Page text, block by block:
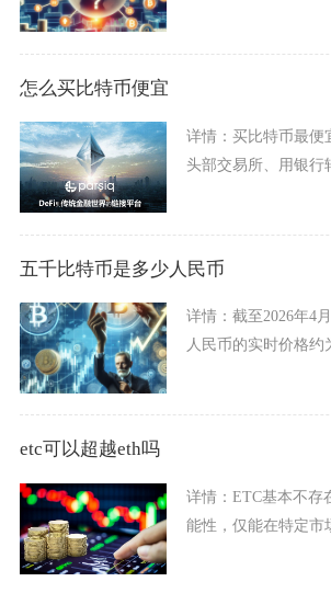
怎么买比特币便宜
详情： 买比特币最便
头部交易所、用银行
五千比特币是多少人民币
详情： 截至2026年4
人民币的实时价格约
etc可以超越eth吗
详情： ETC基本不存
能性，仅能在特定市